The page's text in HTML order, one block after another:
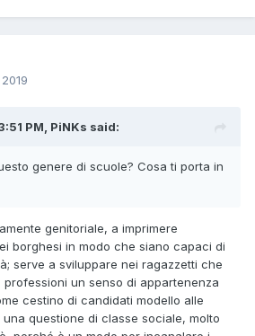
PM, PiNKs said:
genere di scuole? Cosa ti porta in
genitoriale, a imprimere
borghesi in modo che siano capaci di
serve a sviluppare nei ragazzetti che
un senso di appartenenza
cestino di candidati modello alle
questione di classe sociale, molto